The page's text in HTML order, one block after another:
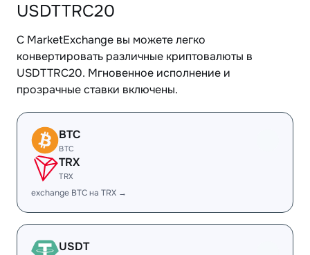
USDTTRC20
С MarketExchange вы можете легко
конвертировать различные криптовалюты в
USDTTRC20. Мгновенное исполнение и
прозрачные ставки включены.
BTC
BTC
TRX
TRX
exchange BTC на TRX →
USDT